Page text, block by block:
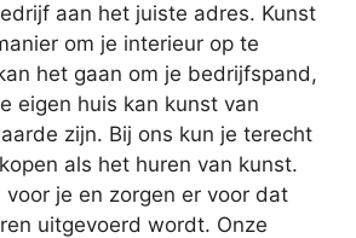
aan het juiste adres. Kunst
om je interieur op te
het gaan om je bedrijfspand,
eigen huis kan kunst van
zijn. Bij ons kun je terecht
als het huren van kunst.
je en zorgen er voor dat
uitgevoerd wordt. Onze